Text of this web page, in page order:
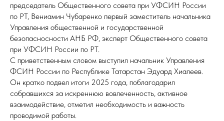
председатель Общественного совета при УФСИН России
по РТ, Вениамин Чубаренко первый заместитель начальника
Управления общественной и государственной
безопасносности АНБ РФ, эксперт Общественного совета
при УФСИН России по РТ.
С приветственным словом выступил начальник Управления
ФСИН России по Республике Татарстан Эдуард Хиалеев.
Он кратко подвел итоги 2025 года, поблагодарил
собравшихся за искреннюю вовлеченность, активное
взаимодействие, отметил необходимость и важность
проводимой работы.